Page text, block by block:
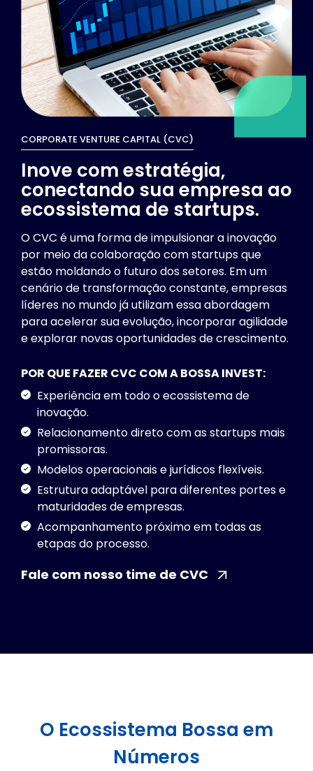
CORPORATE VENTURE CAPITAL (CVC)
Inove com estratégia,
conectando sua empresa ao
ecossistema de startups.
O CVC é uma forma de impulsionar a inovação
por meio da colaboração com startups que
estão moldando o futuro dos setores. Em um
cenário de transformação constante, empresas
líderes no mundo já utilizam essa abordagem
para acelerar sua evolução, incorporar agilidade
e explorar novas oportunidades de crescimento.
POR QUE FAZER CVC COM A BOSSA INVEST:
Experiência em todo o ecossistema de
inovação.
Relacionamento direto com as startups mais
promissoras.
Modelos operacionais e jurídicos flexíveis.
Estrutura adaptável para diferentes portes e
maturidades de empresas.
Acompanhamento próximo em todas as
etapas do processo.
Fale com nosso time de CVC
O Ecossistema Bossa em
Números